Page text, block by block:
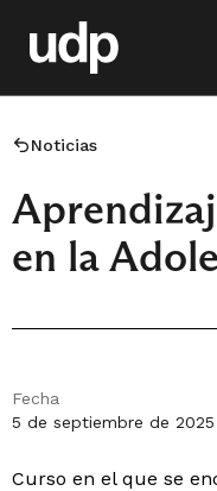
Noticias
en la
Fecha
5 de septiembre de 2025
Curso en el que se